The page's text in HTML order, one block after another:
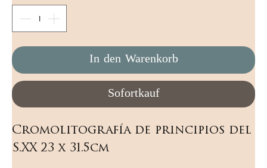
In den Warenkorb
Sofortkauf
Cromolitografía de principios del
S.XX 23 x 31.5cm